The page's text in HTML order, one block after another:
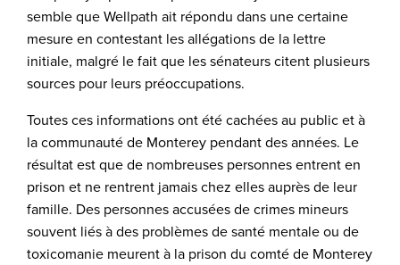
semble que Wellpath ait répondu dans une certaine
mesure en contestant les allégations de la lettre
initiale, malgré le fait que les sénateurs citent plusieurs
sources pour leurs préoccupations.
Toutes ces informations ont été cachées au public et à
la communauté de Monterey pendant des années. Le
résultat est que de nombreuses personnes entrent en
prison et ne rentrent jamais chez elles auprès de leur
famille. Des personnes accusées de crimes mineurs
souvent liés à des problèmes de santé mentale ou de
toxicomanie meurent à la prison du comté de Monterey